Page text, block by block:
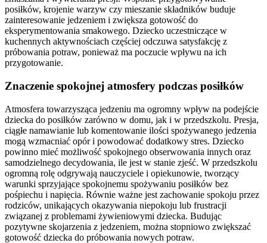
posiłków, krojenie warzyw czy mieszanie składników buduje
zainteresowanie jedzeniem i zwiększa gotowość do
eksperymentowania smakowego. Dziecko uczestniczące w
kuchennych aktywnościach częściej odczuwa satysfakcję z
próbowania potraw, ponieważ ma poczucie wpływu na ich
przygotowanie.
Znaczenie spokojnej atmosfery podczas posiłków
Atmosfera towarzysząca jedzeniu ma ogromny wpływ na podejście
dziecka do posiłków zarówno w domu, jak i w przedszkolu. Presja,
ciągłe namawianie lub komentowanie ilości spożywanego jedzenia
mogą wzmacniać opór i powodować dodatkowy stres. Dziecko
powinno mieć możliwość spokojnego obserwowania innych oraz
samodzielnego decydowania, ile jest w stanie zjeść. W przedszkolu
ogromną rolę odgrywają nauczyciele i opiekunowie, tworzący
warunki sprzyjające spokojnemu spożywaniu posiłków bez
pośpiechu i napięcia. Równie ważne jest zachowanie spokoju przez
rodziców, unikających okazywania niepokoju lub frustracji
związanej z problemami żywieniowymi dziecka. Budując
pozytywne skojarzenia z jedzeniem, można stopniowo zwiększać
gotowość dziecka do próbowania nowych potraw.